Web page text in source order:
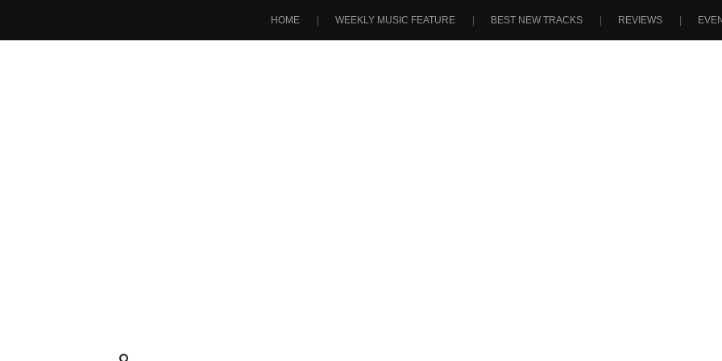
HOME WEEKLY MUSIC FEATURE BEST NEW TRACKS REVIEWS